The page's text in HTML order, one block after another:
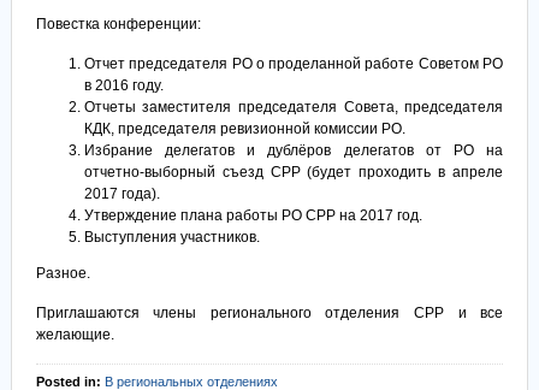
Повестка конференции:
Отчет председателя РО о проделанной работе Советом РО
в 2016 году.
Отчеты заместителя председателя Совета, председателя
КДК, председателя ревизионной комиссии РО.
Избрание делегатов и дублёров делегатов от РО на
отчетно-выборный съезд СРР (будет проходить в апреле
2017 года).
Утверждение плана работы РО СРР на 2017 год.
Выступления участников.
Разное.
Приглашаются члены регионального отделения СРР и все
желающие.
Posted in: В региональных отделениях